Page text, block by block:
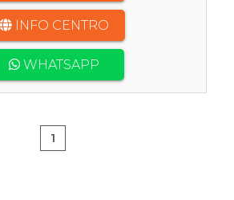
INFO CENTRO
WHATSAPP
1